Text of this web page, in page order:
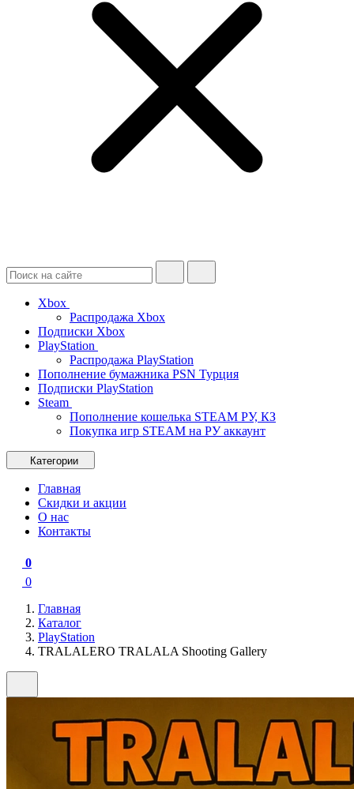
Xbox
Распродажа Xbox
Подписки Xbox
PlayStation
Распродажа PlayStation
Пополнение бумажника PSN Турция
Подписки PlayStation
Steam
Пополнение кошелька STEAM РУ, КЗ
Покупка игр STEAM на РУ аккаунт
Категории
Главная
Скидки и акции
О нас
Контакты
0
0
Главная
Каталог
PlayStation
TRALALERO TRALALA Shooting Gallery